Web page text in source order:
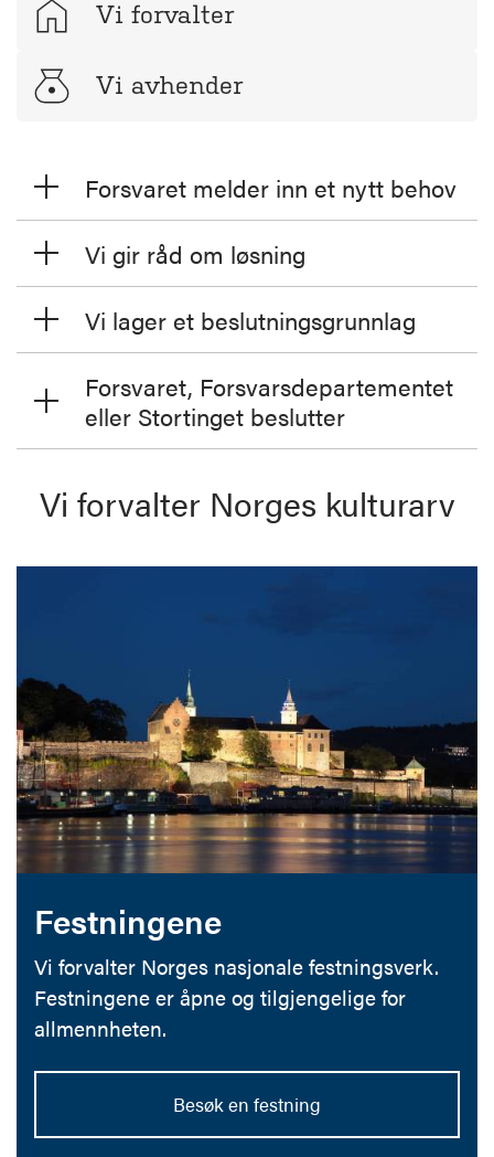
Vi forvalter
Vi avhender
Forsvaret melder inn et nytt behov
Vi gir råd om løsning
Vi lager et beslutningsgrunnlag
Forsvaret, Forsvarsdepartementet
eller Stortinget beslutter
Vi forvalter Norges kulturarv
Festningene
Vi forvalter Norges nasjonale festningsverk.
Festningene er åpne og tilgjengelige for
allmennheten.
Besøk en festning